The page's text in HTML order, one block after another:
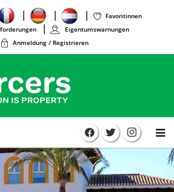
Favoritinnen
Eigentumswarnungen
Anmeldung / Registrieren